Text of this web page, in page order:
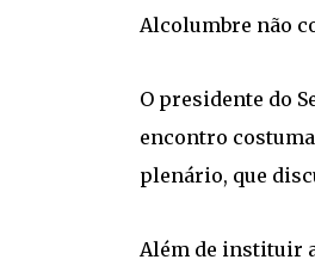
Alcolumbre não
O presidente do
encontro
plenário, que
Além de instituir